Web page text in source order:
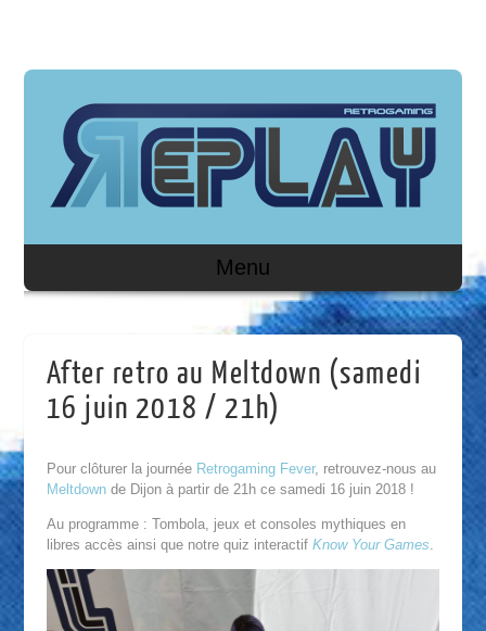
Menu
After retro au Meltdown (samedi
16 juin 2018 / 21h)
Pour clôturer la journée Retrogaming Fever, retrouvez-nous au
Meltdownde Dijon à partir de 21h ce samedi 16 juin 2018 !
Au programme : Tombola, jeux et consoles mythiques en
libres accès ainsi que notre quiz interactif Know Your Games.